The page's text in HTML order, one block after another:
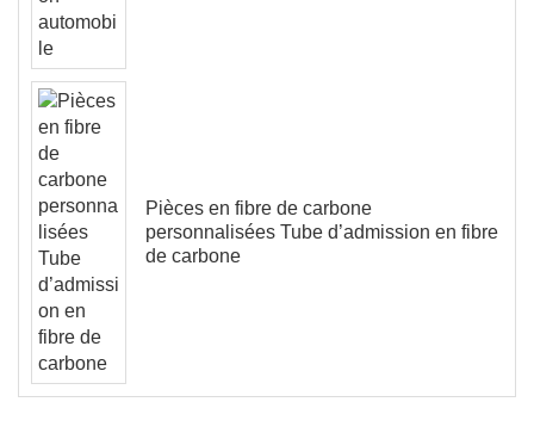
Pièces en fibre de carbone
personnalisées Tube d’admission en fibre
de carbone